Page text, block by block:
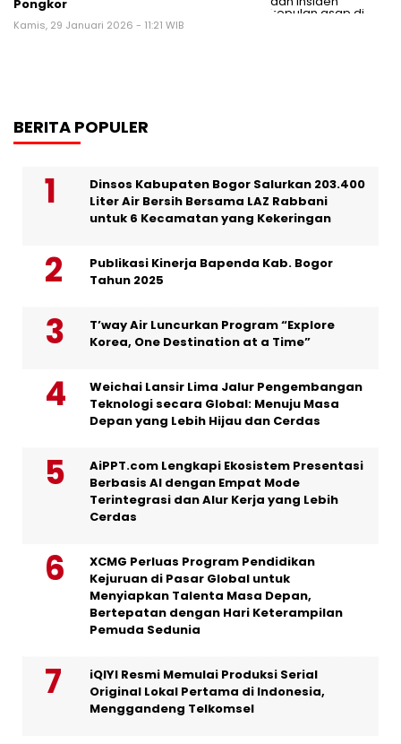
Pongkor
Kamis, 29 Januari 2026 - 11:21 WIB
BERITA POPULER
Dinsos Kabupaten Bogor Salurkan 203.400
Liter Air Bersih Bersama LAZ Rabbani
untuk 6 Kecamatan yang Kekeringan
Publikasi Kinerja Bapenda Kab. Bogor
Tahun 2025
T’way Air Luncurkan Program “Explore
Korea, One Destination at a Time”
Weichai Lansir Lima Jalur Pengembangan
Teknologi secara Global: Menuju Masa
Depan yang Lebih Hijau dan Cerdas
AiPPT.com Lengkapi Ekosistem Presentasi
Berbasis AI dengan Empat Mode
Terintegrasi dan Alur Kerja yang Lebih
Cerdas
XCMG Perluas Program Pendidikan
Kejuruan di Pasar Global untuk
Menyiapkan Talenta Masa Depan,
Bertepatan dengan Hari Keterampilan
Pemuda Sedunia
iQIYI Resmi Memulai Produksi Serial
Original Lokal Pertama di Indonesia,
Menggandeng Telkomsel